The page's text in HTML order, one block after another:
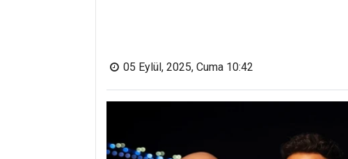
05 Eylül, 2025, Cuma 10:42